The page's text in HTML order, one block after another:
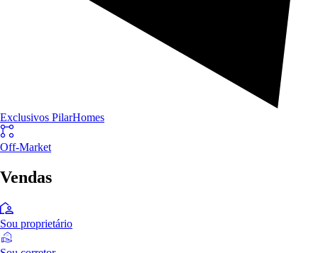
Exclusivos PilarHomes
Off-Market
Vendas
Sou proprietário